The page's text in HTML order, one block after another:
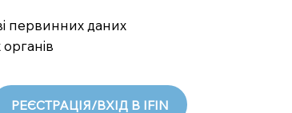
первинних даних
РЕЄСТРАЦІЯ/ВХІД В IFIN